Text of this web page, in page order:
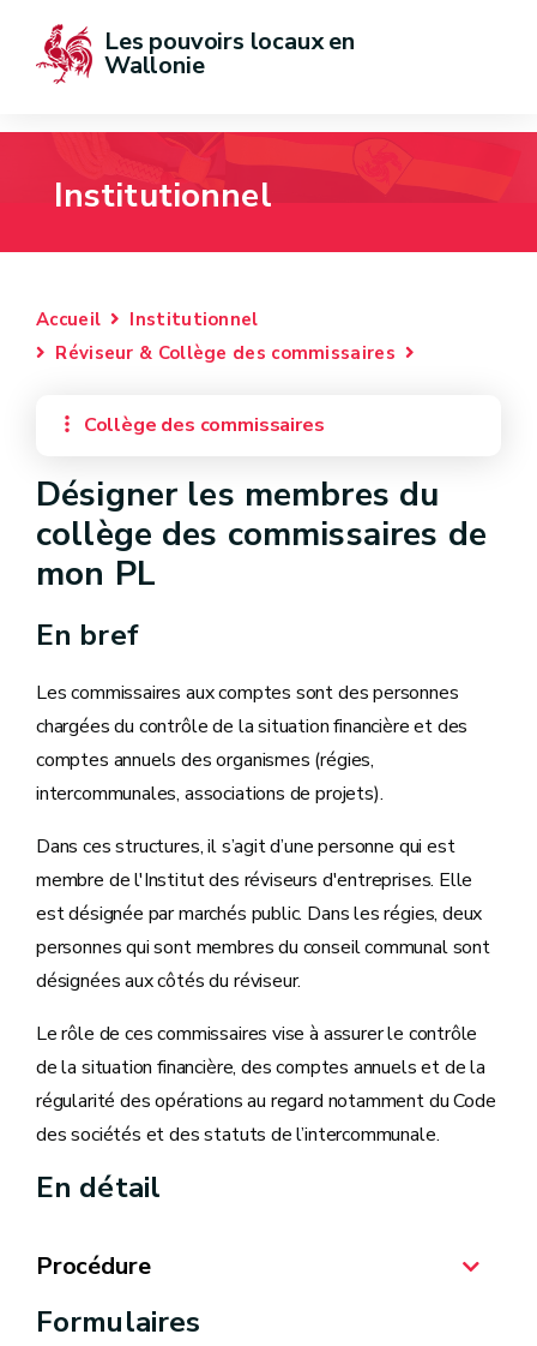
Les pouvoirs locaux en
Wallonie
Institutionnel
Accueil
Institutionnel
Réviseur & Collège des commissaires
Collège des commissaires
Désigner les membres du
collège des commissaires de
mon PL
En bref
Les commissaires aux comptes sont des personnes
chargées du contrôle de la situation financière et des
comptes annuels des organismes (régies,
intercommunales, associations de projets).
Dans ces structures, il s’agit d’une personne qui est
membre de l'Institut des réviseurs d'entreprises. Elle
est désignée par marchés public. Dans les régies, deux
personnes qui sont membres du conseil communal sont
désignées aux côtés du réviseur.
Le rôle de ces commissaires vise à assurer le contrôle
de la situation financière, des comptes annuels et de la
régularité des opérations au regard notamment du Code
des sociétés et des statuts de l’intercommunale.
En détail
Procédure
Formulaires